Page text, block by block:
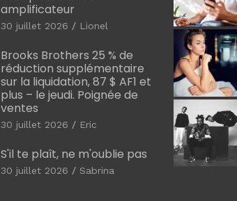
amplificateur
30 juillet 2026 Lionel
Brooks Brothers 25 % de
réduction supplémentaire
sur la liquidation, 87 $ AF1 et
plus – le jeudi. Poignée de
ventes
30 juillet 2026 Eric
S'il te plaît, ne m'oublie pas
30 juillet 2026 Sabrina